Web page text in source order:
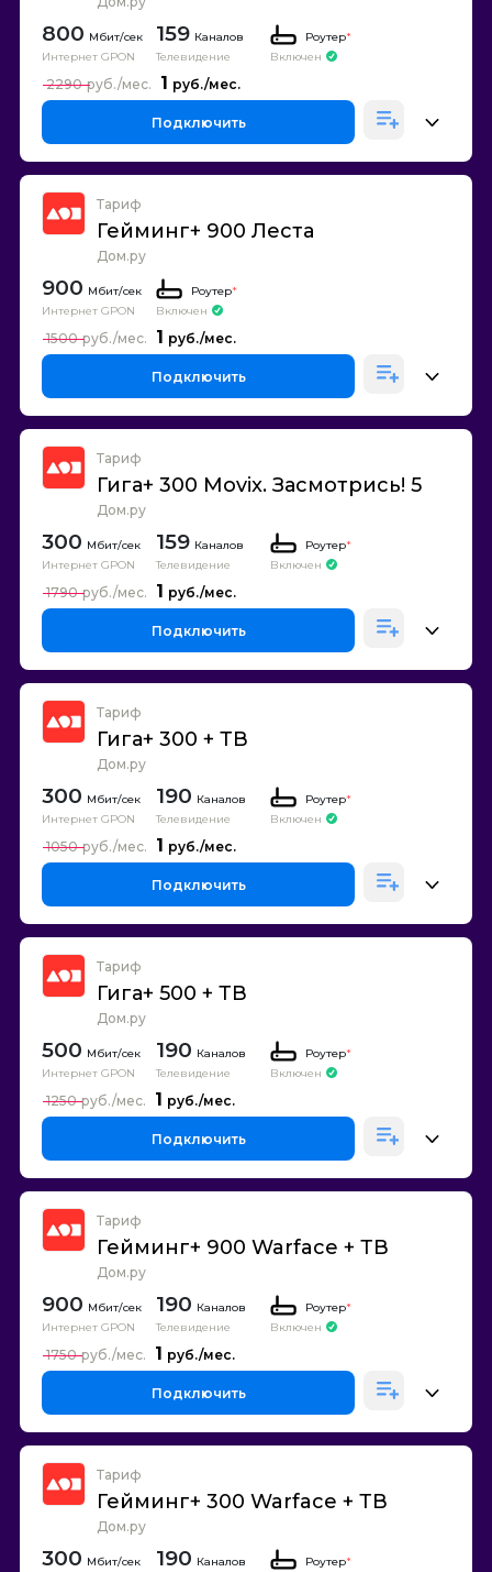
800
Интернет GPON
159 Каналов
Телевидение
Роутер*
Включен
1
2290
Подключить
Тариф
Гейминг+ 900 Леста
Дом.ру
900
Интернет GPON
Роутер*
Включен
1
1500
Подключить
Тариф
Гига+ 300 Movix. Засмотрись! 5
Дом.ру
300
Интернет GPON
159 Каналов
Телевидение
Роутер*
Включен
1
1790
Подключить
Тариф
Гига+ 300 + ТВ
Дом.ру
300
Интернет GPON
190 Каналов
Телевидение
Роутер*
Включен
1
1050
Подключить
Тариф
Гига+ 500 + ТВ
Дом.ру
500
Интернет GPON
190 Каналов
Телевидение
Роутер*
Включен
1
1250
Подключить
Тариф
Гейминг+ 900 Warface + ТВ
Дом.ру
900
Интернет GPON
190 Каналов
Телевидение
Роутер*
Включен
1
1750
Подключить
Тариф
Гейминг+ 300 Warface + ТВ
Дом.ру
300 190 Каналов
Роутер*